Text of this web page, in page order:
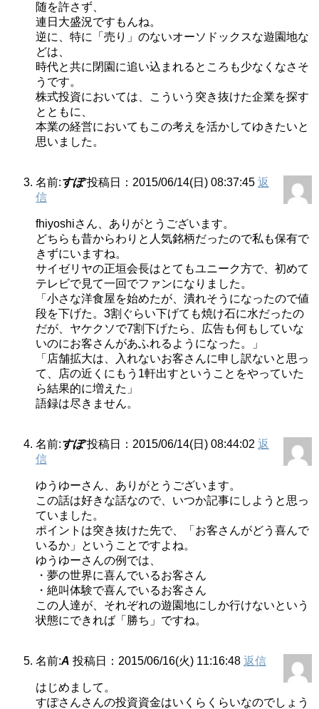
随を許さず、
連日大盛況ですもんね。
逆に、特に「売り」のないオーソドックスな遊園地な
どは、
時代と共に閉園に追い込まれるところも少なくなさそ
うです。
株式投資においては、こういう突き抜けた企業を探す
とともに、
本業の経営においてもこの考えを活かしてゆきたいと
思いました。
名前:すぽ 投稿日：2015/06/14(日) 08:37:45 返
信
fhiyoshiさん、ありがとうございます。
どちらも昔からわりと人気銘柄だったので私も保有で
きずにいますね。
サイゼリヤの正垣会長はとてもユニーク方で、初めて
テレビで見て一回でファンになりました。
「小さな洋食屋を始めたが、潰れそうになったので値
段を下げた。3割ぐらい下げても焼け石に水だったの
だが、ヤケクソで7割下げたら、広告も何もしていな
いのにお客さんがあふれるようになった。」
「店舗拡大は、入れないお客さんに申し訳ないと思っ
て、店の近くにもう1軒出すということをやっていた
ら結果的に増えた」
語録は尽きません。
名前:すぽ 投稿日：2015/06/14(日) 08:44:02 返
信
ゆうゆーさん、ありがとうございます。
この話は好きな話なので、いつか記事にしようと思っ
ていました。
ポイントは突き抜けた先で、「お客さんがどう喜んで
いるか」ということですよね。
ゆうゆーさんの例では、
・夢の世界に喜んでいるお客さん
・絶叫体験で喜んでいるお客さん
この人達が、それぞれの遊園地にしか行けないという
状態にできれば「勝ち」ですね。
名前:A 投稿日：2015/06/16(火) 11:16:48 返信
はじめまして。
すぽさんさんの投資資金はいくらくらいなのでしょう